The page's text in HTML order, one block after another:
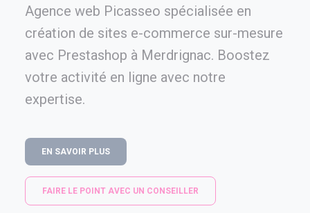
Agence web Picasseo spécialisée en
création de sites e-commerce sur-mesure
avec Prestashop à Merdrignac. Boostez
votre activité en ligne avec notre
expertise.
EN SAVOIR PLUS
FAIRE LE POINT AVEC UN CONSEILLER